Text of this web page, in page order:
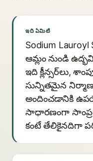
ఇది ఏమిటి
Sodium
ఆమ్లం నుండి
ఇది క్లీన్సర్‌లు,
సున్నితమైన
అందించడానికి
సాధారణంగా
కంటే తేలికైనదిగా